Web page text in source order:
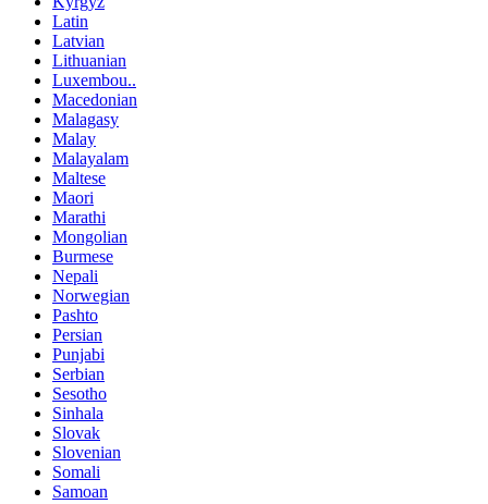
Latin
Latvian
Lithuanian
Luxembou..
Macedonian
Malagasy
Malay
Malayalam
Maltese
Maori
Marathi
Mongolian
Burmese
Nepali
Norwegian
Pashto
Persian
Punjabi
Serbian
Sesotho
Sinhala
Slovak
Slovenian
Somali
Samoan